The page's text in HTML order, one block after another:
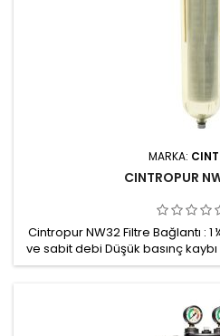
MARKA:
CINTROPUR
Cintropur NW32 Filtre Bağlantı :
ve sabit debi Düşük basınç
filtrasyon Sağlam ve güvenilir